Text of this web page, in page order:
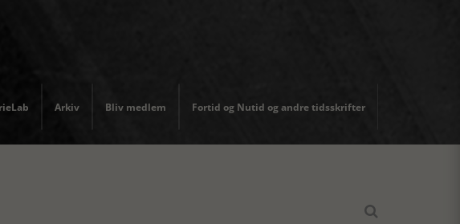
Arkiv Bliv medlem Fortid og Nutid og andre tidsskrifter
